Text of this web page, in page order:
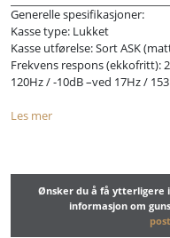
Generelle spesifikasjoner:
Kasse type: Lukket
Kasse utførelse: Sort ASK
Frekvens respons (ekkofritt):
120Hz / -10dB –ved 17Hz / 153
Les mer
Ønsker du å få ytterligere
informasjon om